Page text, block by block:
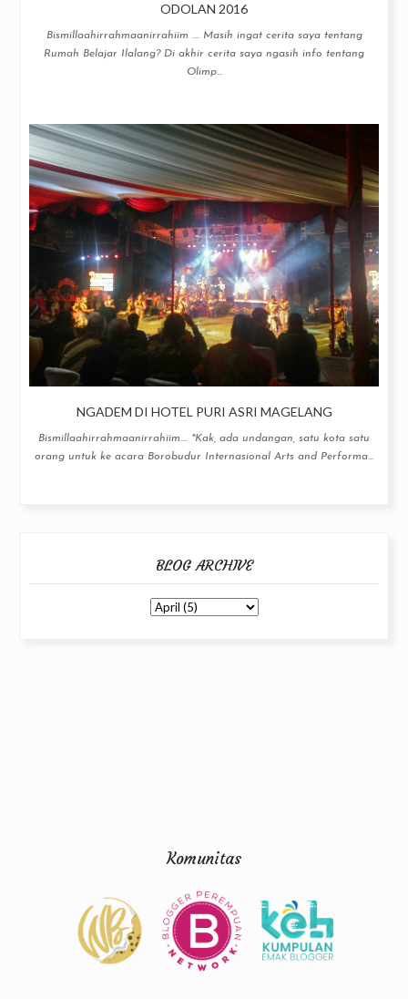
ODOLAN 2016
Bismillaahirrahmaanirrahiim .... Masih ingat cerita saya tentang
Rumah Belajar Ilalang? Di akhir cerita saya ngasih info tentang
Olimp...
NGADEM DI HOTEL PURI ASRI MAGELANG
Bismillaahirrahmaanirrahiim.... "Kak, ada undangan, satu kota satu
orang untuk ke acara Borobudur Internasional Arts and Performa...
BLOG ARCHIVE
Komunitas